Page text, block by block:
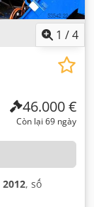
1 /4
46.000 €
Còn lại 69 ngày
2012, số